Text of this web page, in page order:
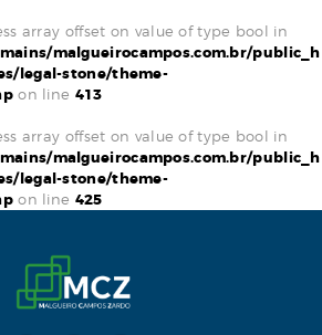
array offset on value of type bool in
malgueirocampos.com.br/public_h
legal-stone/theme-
on line 413
array offset on value of type bool in
malgueirocampos.com.br/public_h
legal-stone/theme-
on line 425